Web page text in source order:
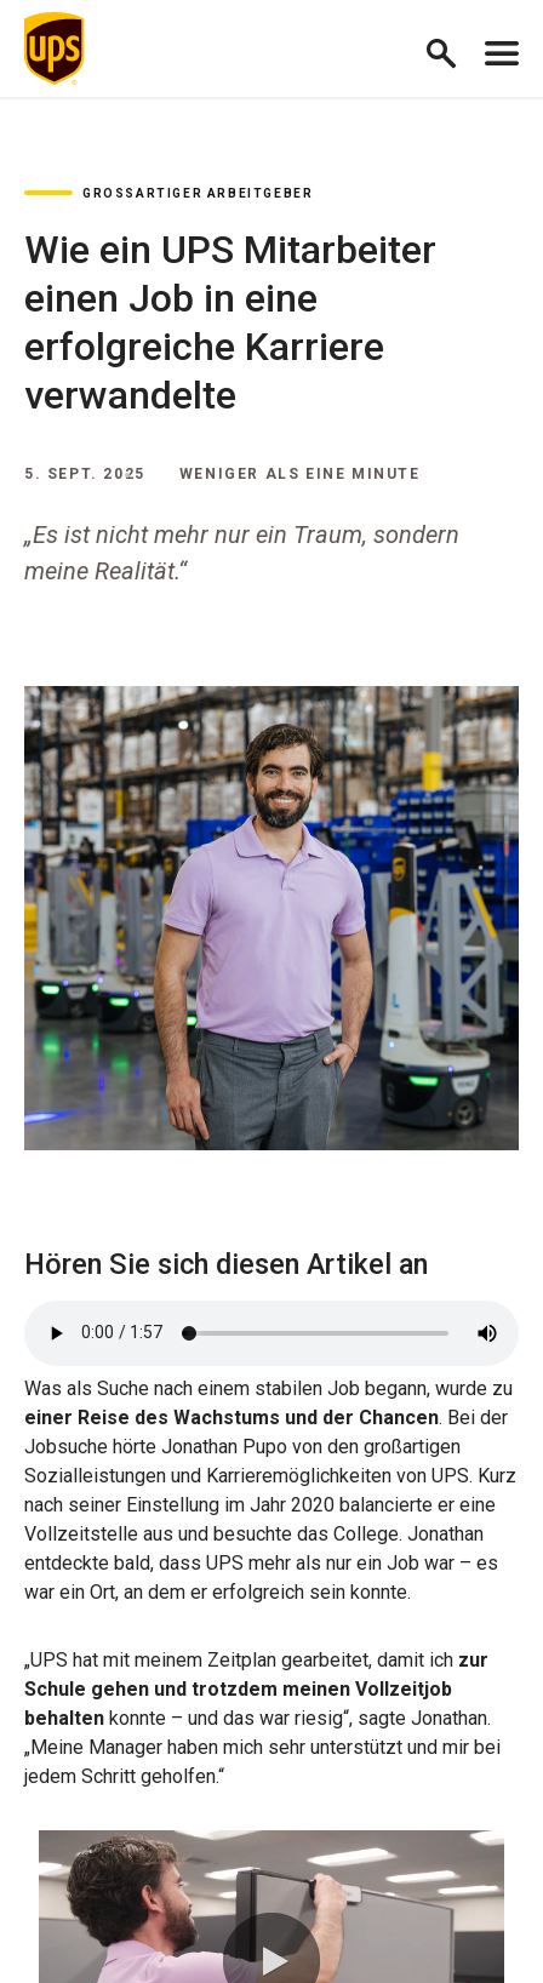
GROSSARTIGER ARBEITGEBER
Wie ein UPS Mitarbeiter
einen Job in eine
erfolgreiche Karriere
verwandelte
5. SEPT. 2025 WENIGER ALS EINE MINUTE
„Es ist nicht mehr nur ein Traum, sondern
meine Realität.“
Hören Sie sich diesen Artikel an
Was als Suche nach einem stabilen Job begann, wurde zu
einer Reise des Wachstums und der Chancen. Bei der
Jobsuche hörte Jonathan Pupo von den großartigen
Sozialleistungen und Karrieremöglichkeiten von UPS. Kurz
nach seiner Einstellung im Jahr 2020 balancierte er eine
Vollzeitstelle aus und besuchte das College. Jonathan
entdeckte bald, dass UPS mehr als nur ein Job war – es
war ein Ort, an dem er erfolgreich sein konnte.
„UPS hat mit meinem Zeitplan gearbeitet, damit ich zur
Schule gehen und trotzdem meinen Vollzeitjob
behalten konnte – und das war riesig“, sagte Jonathan.
„Meine Manager haben mich sehr unterstützt und mir bei
jedem Schritt geholfen.“